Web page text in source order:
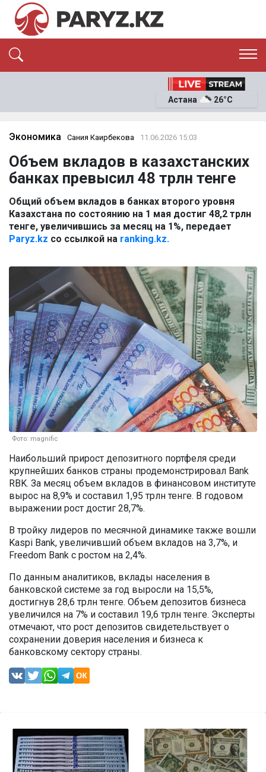
ЭКОНОМИКА
ОҚИҒА
News
Астана 26°C
Экономика Сания Каирбекова 11.06.2026 15:03
Объем вкладов в казахстанских
банках превысил 48 трлн тенге
Общий объем вкладов в банках второго уровня
Казахстана по состоянию на 1 мая достиг 48,2 трлн
тенге, увеличившись за месяц на 1%, передает
Paryz.kz со ссылкой на ranking.kz.
Фото: magnific
Наибольший прирост депозитного портфеля среди
крупнейших банков страны продемонстрировал Bank
RBK. За месяц объем вкладов в финансовом институте
вырос на 8,9% и составил 1,95 трлн тенге. В годовом
выражении рост достиг 28,7%.
В тройку лидеров по месячной динамике также вошли
Kaspi Bank, увеличивший объем вкладов на 3,7%, и
Freedom Bank с ростом на 2,4%.
По данным аналитиков, вклады населения в
банковской системе за год выросли на 15,5%,
достигнув 28,6 трлн тенге. Объем депозитов бизнеса
увеличился на 7% и составил 19,6 трлн тенге. Эксперты
отмечают, что рост депозитов свидетельствует о
сохранении доверия населения и бизнеса к
банковскому сектору страны.